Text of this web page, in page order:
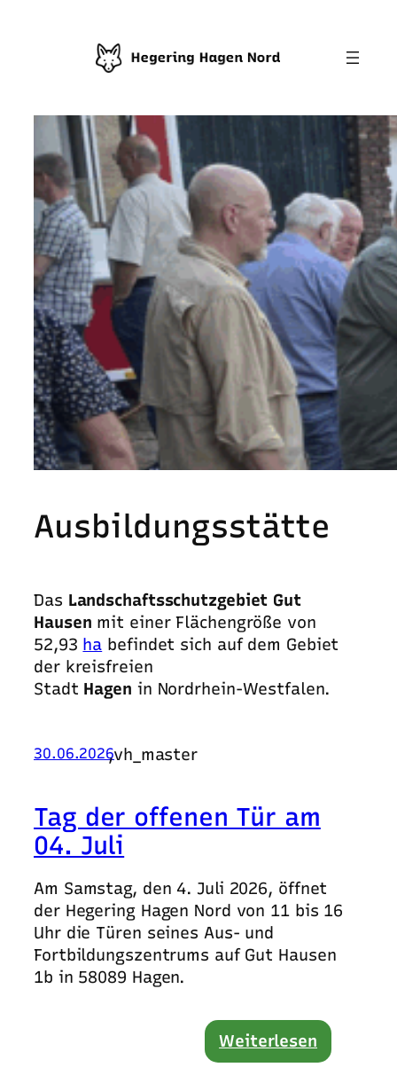
Ausbildungsstätte
Das Landschaftsschutzgebiet Gut
Hausen mit einer Flächengröße von
52,93 ha befindet sich auf dem Gebiet
der kreisfreien
Stadt Hagen in Nordrhein-Westfalen.
30.06.2026
,vh_master
Tag der offenen Tür am
04. Juli
Am Samstag, den 4. Juli 2026, öffnet
der Hegering Hagen Nord von 11 bis 16
Uhr die Türen seines Aus- und
Fortbildungszentrums auf Gut Hausen
1b in 58089 Hagen.
Weiterlesen